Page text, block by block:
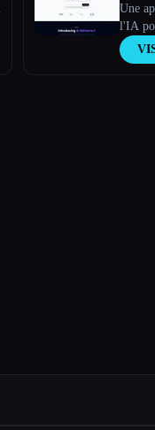
Une
l'IA
vidéos